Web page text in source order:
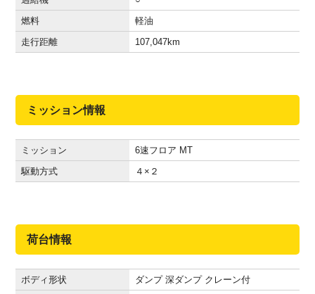
燃料
軽油
走行距離
107,047km
ミッション情報
ミッション
6速フロア MT
駆動方式
４×２
荷台情報
ボディ形状
ダンプ 深ダンプ クレーン付